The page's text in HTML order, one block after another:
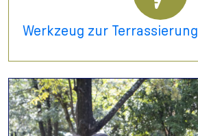
Werkzeug zur Terrassierung